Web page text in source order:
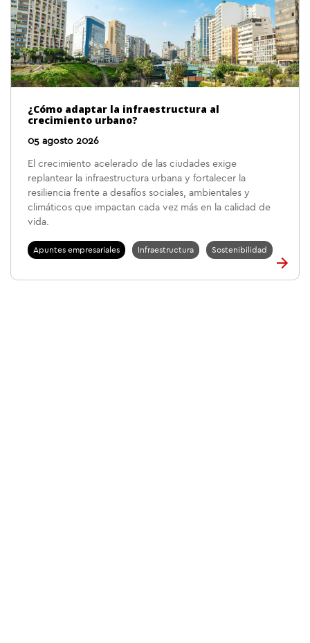
¿Cómo adaptar la infraestructura al
crecimiento urbano?
05 agosto 2026
El crecimiento acelerado de las ciudades exige
replantear la infraestructura urbana y fortalecer la
resiliencia frente a desafíos sociales, ambientales y
climáticos que impactan cada vez más en la calidad de
vida.
Apuntes empresariales Infraestructura Sostenibilidad